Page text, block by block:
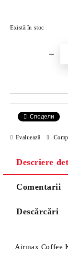
Există în stoc
Сподели
Evaluează
Descriere
Comentarii
Descărcări
Airmax Coffee